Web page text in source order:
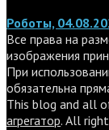
Роботы,
Все права на
изображения
При
обязательна
This blog and all
агрегатор. All